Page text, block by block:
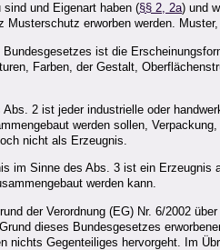
und Eigenart haben (§§ 2, 2a) und
Musterschutz erworben werden.
ist die
Farben, der Gestalt,
2 ist jeder industrielle oder
werden sollen,
nicht als Erzeugnis.
im Sinne des Abs. 3 ist ein
werden kann.
der Verordnung (EG) Nr. 6/2002
dieses Bundesgesetzes
nichts Gegenteiliges hervorgeht. Im